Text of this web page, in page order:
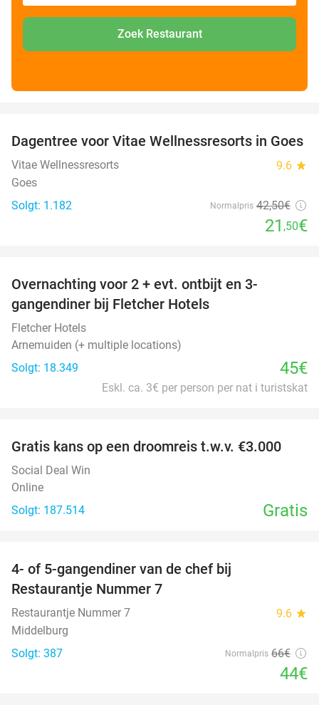
Zoek Restaurant
49%
Dagentree voor Vitae Wellnessresorts in Goes
Vitae Wellnessresorts 9.6 star
Goes
Solgt: 1.182
Normalpris 42,50€
21 ,50€
Overnachting voor 2 + evt. ontbijt en 3-
gangendiner bij Fletcher Hotels
Fletcher Hotels
Arnemuiden (+ multiple locations)
Solgt: 18.349
45€
Eskl. ca. 3€ per person per nat i turistskat
Gratis kans op een droomreis t.w.v. €3.000
Social Deal Win
Online
Solgt: 187.514
Gratis
4- of 5-gangendiner van de chef bij
Restaurantje Nummer 7
Restaurantje Nummer 7 9.6 star
Middelburg
Solgt: 387
Normalpris 66€
44€